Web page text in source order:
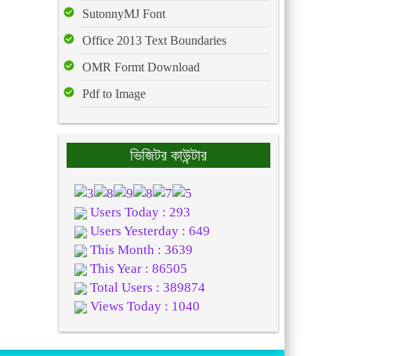
SutonnyMJ Font
Office 2013 Text Boundaries
OMR Formt Download
Pdf to Image
ভিজিটর কাউন্টার
Users Today : 293
Users Yesterday : 649
This Month : 3639
This Year : 86505
Total Users : 389874
Views Today : 1040